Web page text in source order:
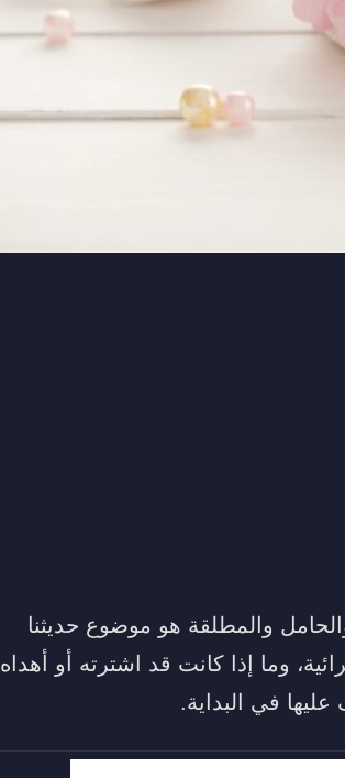
والمطلقة هو موضوع حديثنا
وما إذا كانت قد اشترته أو أهداه
في البداية.